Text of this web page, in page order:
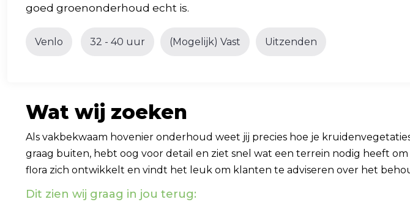
goed groenonderhoud echt is.
Venlo 32 - 40 uur (Mogelijk) Vast Uitzenden
Wat wij zoeken
Als vakbekwaam hovenier onderhoud weet jij precies hoe je
graag buiten, hebt oog voor detail en ziet snel wat een terrein nodig heeft
flora zich ontwikkelt en vindt het leuk om klanten te adviseren over het
Dit zien wij graag in jou terug: